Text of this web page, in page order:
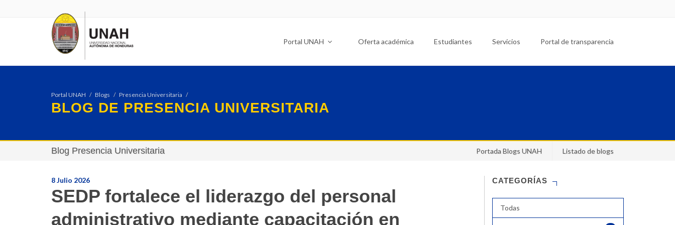
Portal UNAH Oferta académica Estudiantes Servicios Portal de transparencia
Portal UNAH Blogs Presencia Universitaria
BLOG DE PRESENCIA UNIVERSITARIA
Blog Presencia Universitaria Portada Blogs UNAH Listado de blogs
8 Julio 2026
SEDP fortalece el liderazgo del personal
administrativo mediante capacitación en
CATEGORÍAS
Todas